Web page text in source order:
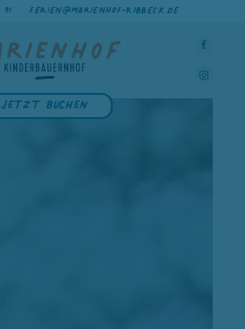
FERIEN@MARIENHOF-RIBBECK.DE
Jetzt buchen